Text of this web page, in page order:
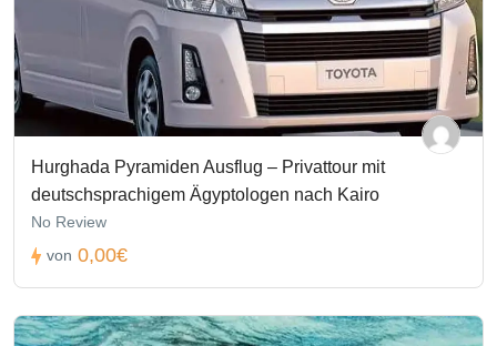
Hurghada Pyramiden Ausflug – Privattour mit
deutschsprachigem Ägyptologen nach Kairo
No Review
von 0,00€